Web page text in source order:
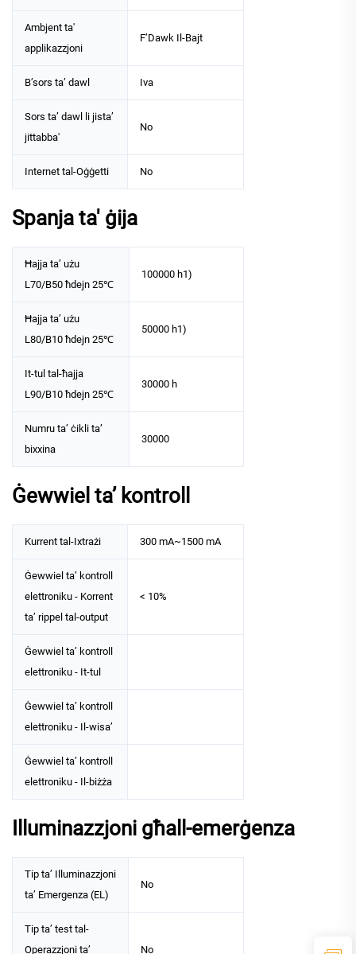
Ambjent ta'
applikazzjoni
F’Dawk Il-Bajt
B’sors ta’ dawl Iva
Sors ta’ dawl li jista’
jittabba'
No
Internet tal-Oġġetti No
Spanja ta' ġija
Ħajja ta’ użu
L70/B50 ħdejn 25℃
100000 h1)
Ħajja ta’ użu
L80/B10 ħdejn 25℃
50000 h1)
It-tul tal-ħajja
L90/B10 ħdejn 25℃
30000 h
Numru ta’ ċikli ta’
bixxina
30000
Ġewwiel ta’ kontroll
Kurrent tal-Ixtrażi 300 mA~1500 mA
Ġewwiel ta’ kontroll
elettroniku - Korrent
ta’ rippel tal-output
< 10%
Ġewwiel ta’ kontroll
elettroniku - It-tul
Ġewwiel ta’ kontroll
elettroniku - Il-wisa’
Ġewwiel ta’ kontroll
elettroniku - Il-biżża
Illuminazzjoni għall-emerġenza
Tip ta’ Illuminazzjoni
ta’ Emergenza (EL)
No
Tip ta’ test tal-
Operazzjoni ta’
No